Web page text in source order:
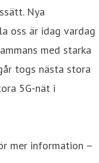
Nya
oss är idag vardag
med starka
togs nästa stora
5G-nät i
mer information –